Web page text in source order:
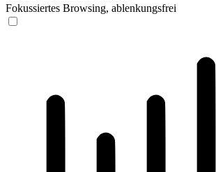
Fokussiertes Browsing, ablenkungsfrei